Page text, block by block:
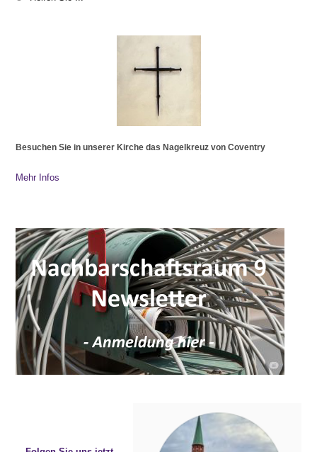
Besuchen Sie in unserer Kirche das Nagelkreuz von Coventry
Mehr Infos